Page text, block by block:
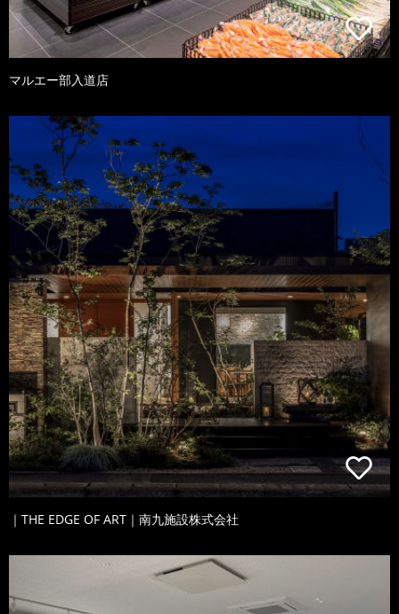
マルエー部入道店
｜THE EDGE OF ART｜南九施設株式会社